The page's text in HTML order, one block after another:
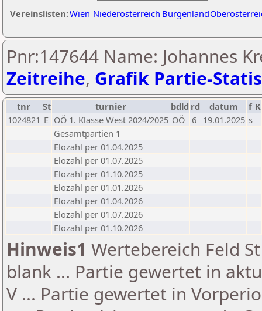
Vereinslisten:Wien Niederösterreich Burgenland
Pnr:147644 Name: Johannes
Zeitreihe, Grafik Partie-
tnr St turnier bdld rd datum f K
1024821 E OÖ 1. Klasse West 2024/2025 OÖ 6 19.01.2025 s
Gesamtpartien 1
Elozahl per 01.04.2025
Elozahl per 01.07.2025
Elozahl per 01.10.2025
Elozahl per 01.01.2026
Elozahl per 01.04.2026
Elozahl per 01.07.2026
Elozahl per 01.10.2026
Hinweis1 Wertebereich Feld
blank ... Partie gewertet in
V ... Partie gewertet in